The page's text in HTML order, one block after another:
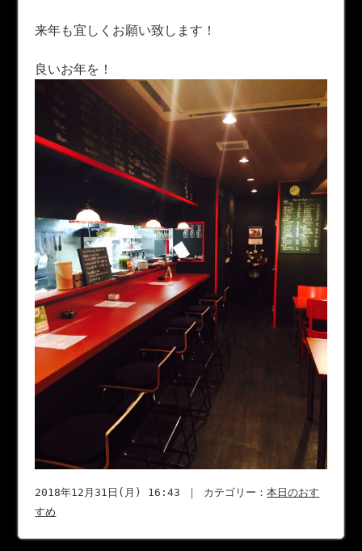
来年も宜しくお願い致します！
良いお年を！
2018年12月31日(月) 16:43 ｜ カテゴリー：本日のおす
すめ